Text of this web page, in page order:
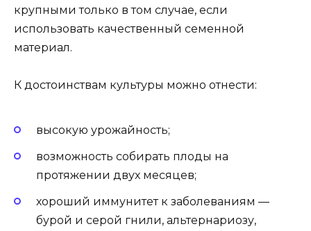
крупными только в том случае, если
использовать качественный семенной
материал.
К достоинствам культуры можно отнести:
высокую урожайность;
возможность собирать плоды на
протяжении двух месяцев;
хороший иммунитет к заболеваниям —
бурой и серой гнили, альтернариозу,